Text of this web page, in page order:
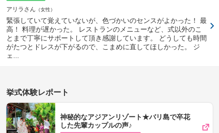
アリラさん 女性
緊張していて覚えていないが、色づかいのセンスがよかった！ 最
高！ 料理が遅かった。 レストランのメニューなど、式以外のこ
とまで丁寧にサポートして頂き感謝しています。 どうしても時間
がたつとドレスが下がるので、こまめに直してほしかった。 ジ
ェ...
挙式体験レポート
神秘的なアジアンリゾート★バリ島で卒花
した先輩カップルの声♪